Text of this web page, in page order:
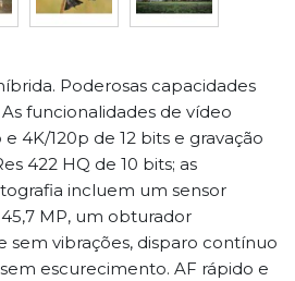
Poderosas capacidades
funcionalidades de vídeo
4K/120p de 12 bits e gravação
422 HQ de 10 bits; as
incluem um sensor
MP, um obturador
sem vibrações, disparo contínuo
escurecimento. AF rápido e